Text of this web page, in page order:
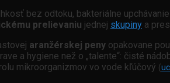
bez odtoku, bakteriálne
prelievaniu jednej skupiny a
aranžérskej peny opakovane
a hygiene než o „talente“: čisté
mikroorganizmov vo vode kľúčový (